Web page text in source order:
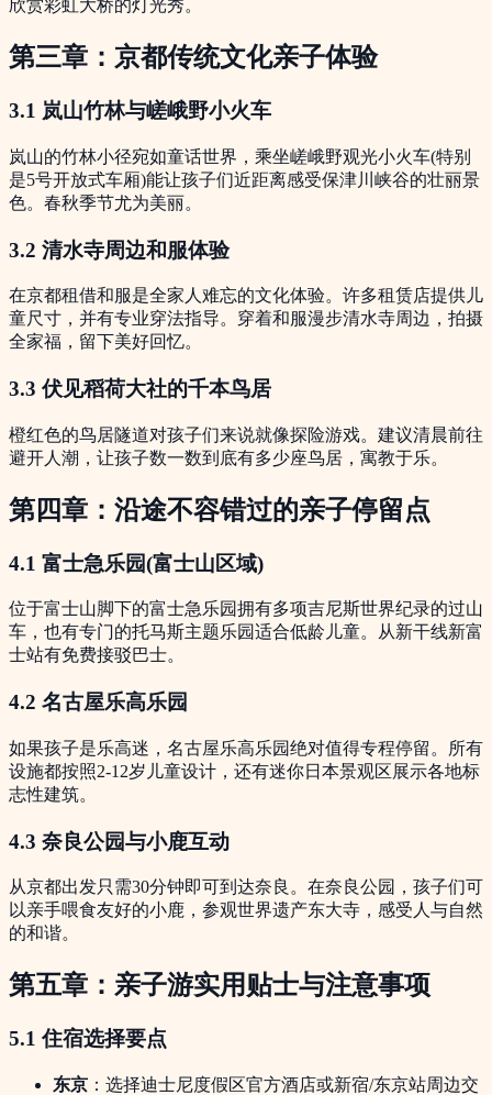
欣赏彩虹大桥的灯光秀。
第三章：京都传统文化亲子体验
3.1 岚山竹林与嵯峨野小火车
岚山的竹林小径宛如童话世界，乘坐嵯峨野观光小火车(特别
是5号开放式车厢)能让孩子们近距离感受保津川峡谷的壮丽景
色。春秋季节尤为美丽。
3.2 清水寺周边和服体验
在京都租借和服是全家人难忘的文化体验。许多租赁店提供儿
童尺寸，并有专业穿法指导。穿着和服漫步清水寺周边，拍摄
全家福，留下美好回忆。
3.3 伏见稻荷大社的千本鸟居
橙红色的鸟居隧道对孩子们来说就像探险游戏。建议清晨前往
避开人潮，让孩子数一数到底有多少座鸟居，寓教于乐。
第四章：沿途不容错过的亲子停留点
4.1 富士急乐园(富士山区域)
位于富士山脚下的富士急乐园拥有多项吉尼斯世界纪录的过山
车，也有专门的托马斯主题乐园适合低龄儿童。从新干线新富
士站有免费接驳巴士。
4.2 名古屋乐高乐园
如果孩子是乐高迷，名古屋乐高乐园绝对值得专程停留。所有
设施都按照2-12岁儿童设计，还有迷你日本景观区展示各地标
志性建筑。
4.3 奈良公园与小鹿互动
从京都出发只需30分钟即可到达奈良。在奈良公园，孩子们可
以亲手喂食友好的小鹿，参观世界遗产东大寺，感受人与自然
的和谐。
第五章：亲子游实用贴士与注意事项
5.1 住宿选择要点
东京 ：选择迪士尼度假区官方酒店或新宿/东京站周边交